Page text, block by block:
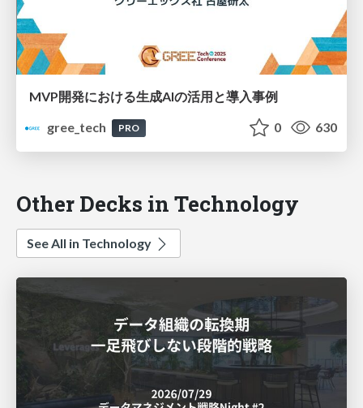
MVP開発における生成AIの活用と導入事例
gree_tech
PRO 0 630
Other Decks in Technology
See All in Technology